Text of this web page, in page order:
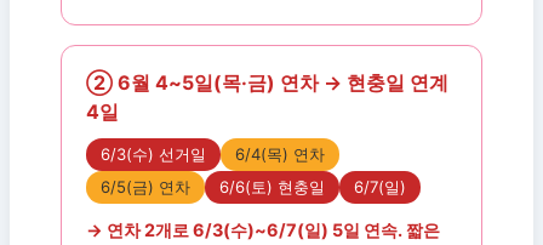
② 6월 4~5일(목·금) 연차 → 현충일 연계
4일
6/3(수) 선거일
6/4(목) 연차
6/5(금) 연차
6/6(토) 현충일 6/7(일)
→ 연차 2개로 6/3(수)~6/7(일) 5일 연속. 짧은